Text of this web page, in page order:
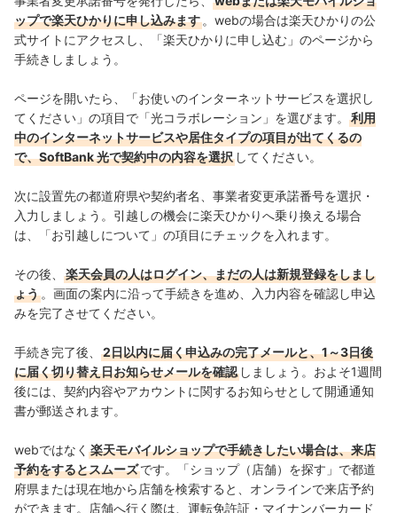
ップで楽天ひかりに申し込みます 。 webの場合は楽天ひかりの公
式サイト にアクセスし、「楽天ひかりに申し込む」のページから
手続きしましょう。
ページを開いたら、
「お使いのインターネットサービスを選択し
てください」の項目で「光コラボレーション」を選びます。
利用
中のインターネットサービスや居住タイプの項目が出てくるの
で、SoftBank 光で契約中の内容を選択 してください。
次に設置先の都道府県や契約者名、事業者変更承諾番号を選択・
入力しましょう。引越しの機会に楽天ひかりへ乗り換える場合
は、「お引越しについて」の項目にチェックを入れます。
その後、
楽天会員の人はログイン、まだの人は新規登録をしまし
ょう 。画面の案内に沿って手続きを進め、入力内容を確認し申込
みを完了させてください。
手続き完了後、
2日以内に届く申込みの完了メールと、1～3日後
に届く切り替え日お知らせメールを確認 しましょう。およそ1週間
後には、契約内容やアカウントに関するお知らせとして開通通知
書が郵送されます。
webではなく 楽天モバイルショップで手続きしたい場合は、来店
予約をするとスムーズです。「ショップ（店舗）を探す」で都道
府県または現在地から店舗を検索すると、オンラインで来店予約
ができます。
店舗へ行く際は、運転免許証・マイナンバーカード